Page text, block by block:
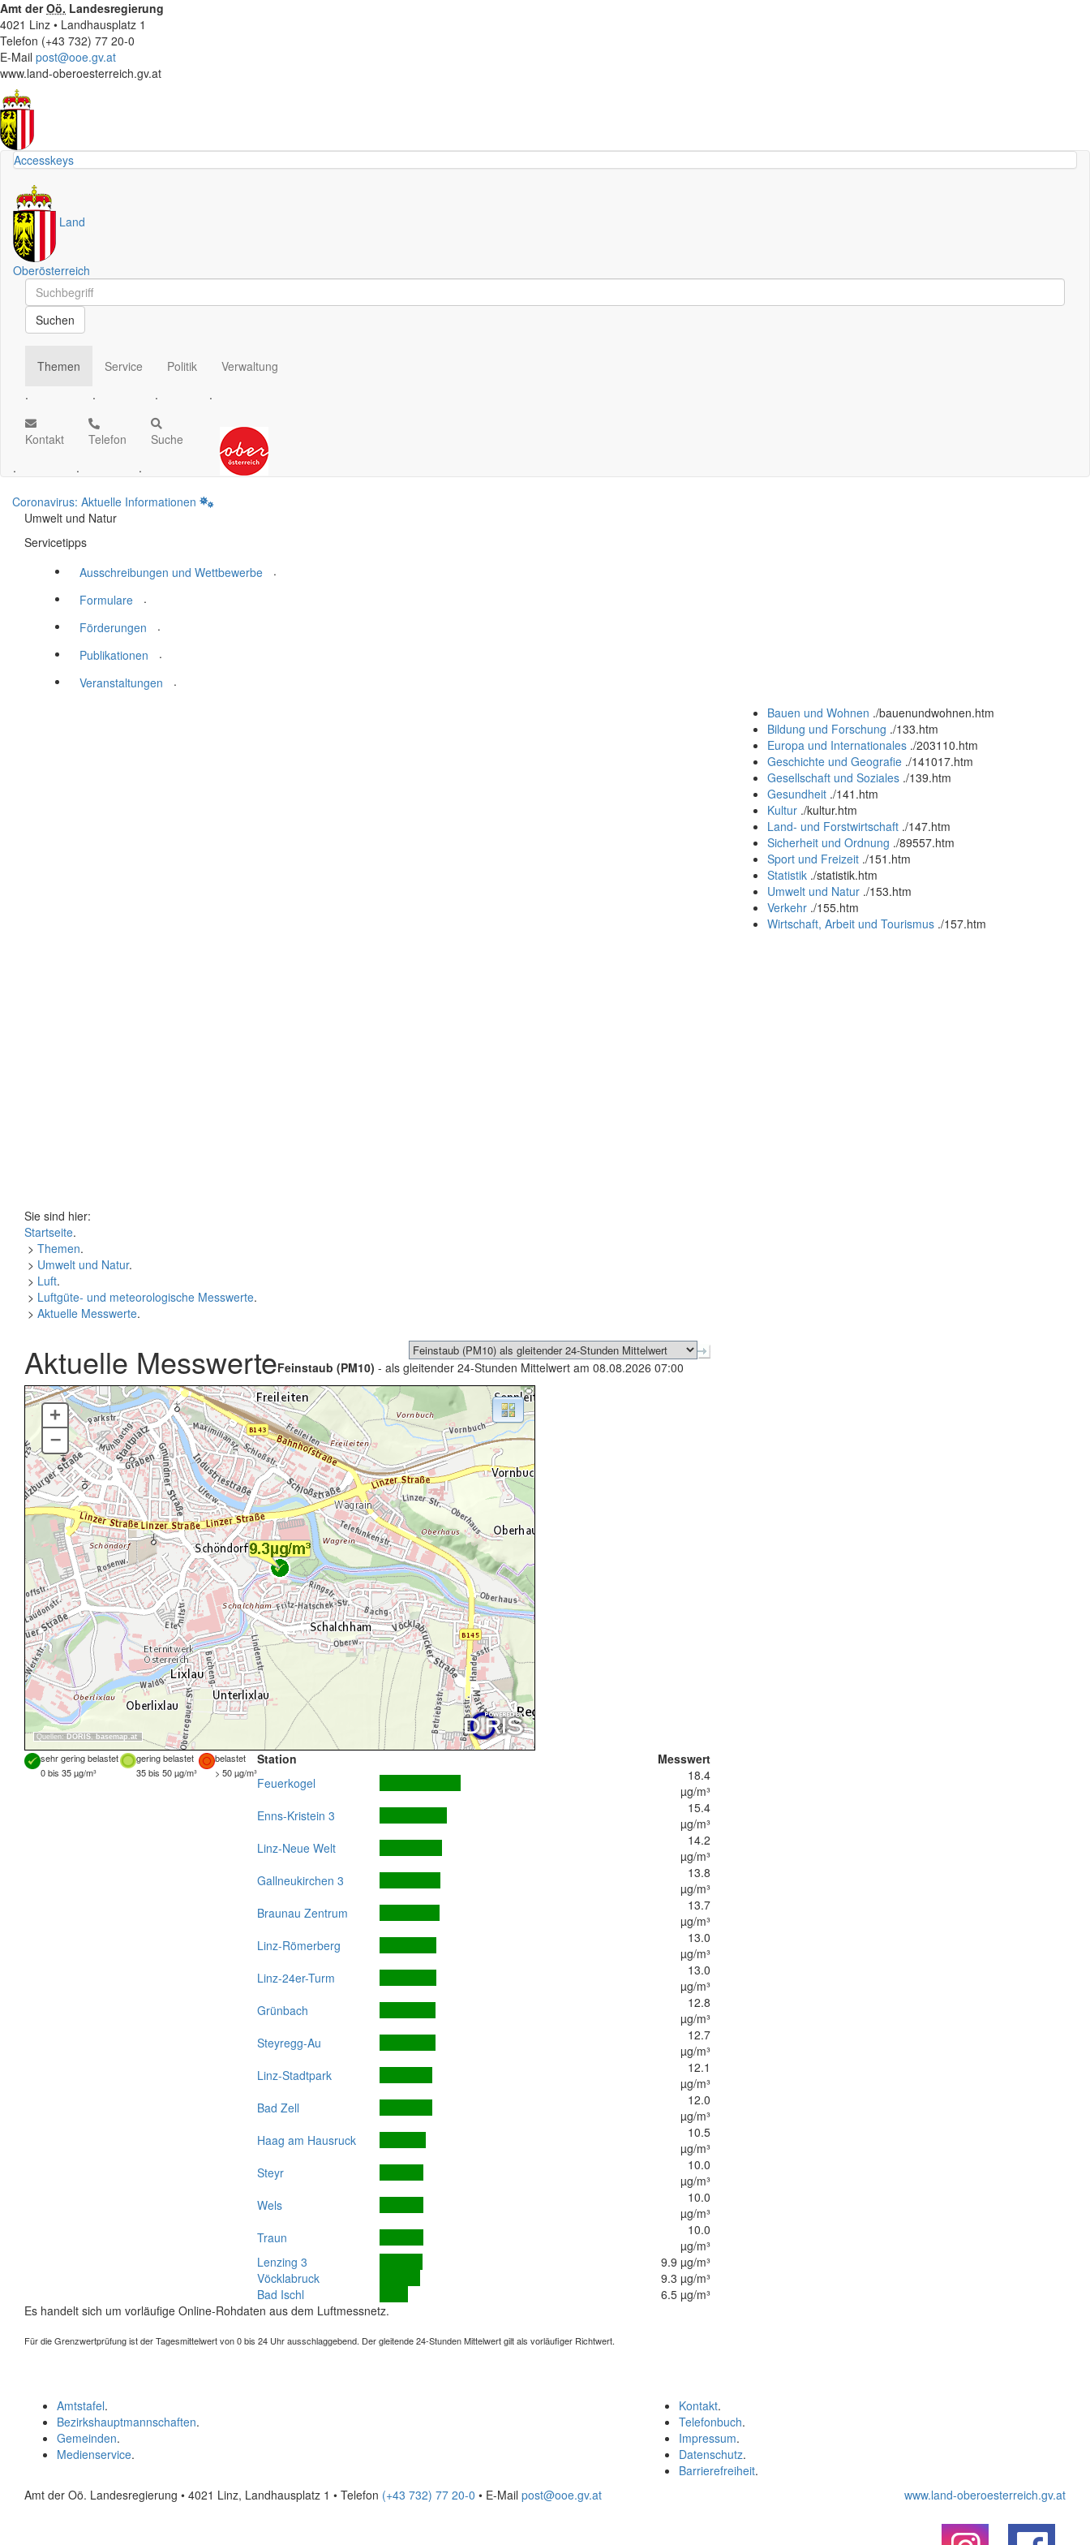
Amt derOö. Landesregierung
4021 Linz • Landhausplatz 1
Telefon (+43 732) 77 20-0
E-Mail post@ooe.gv.at
www.land-oberoesterreich.gv.at
Accesskeys
Land
Oberösterreich
Schnellsuche
Schnellsuche
Suchen
Themen
.
Service
.
Politik
.
Verwaltung
.
Kontakt
.
Telefon
.
Suche
.
Coronavirus: Aktuelle Informationen
Umwelt und Natur
Servicetipps
Ausschreibungen und Wettbewerbe
.
Formulare
.
Förderungen
.
Publikationen
.
Veranstaltungen
.
Bauen und Wohnen ./bauenundwohnen.htm
Bildung und Forschung ./133.htm
Europa und Internationales ./203110.htm
Geschichte und Geografie ./141017.htm
Gesellschaft und Soziales ./139.htm
Gesundheit ./141.htm
Kultur ./kultur.htm
Land- und Forstwirtschaft ./147.htm
Sicherheit und Ordnung ./89557.htm
Sport und Freizeit ./151.htm
Statistik ./statistik.htm
Umwelt und Natur ./153.htm
Verkehr ./155.htm
Wirtschaft, Arbeit und Tourismus ./157.htm
Sie sind hier:
Startseite.
> Themen.
> Umwelt und Natur.
> Luft.
> Luftgüte- und meteorologische Messwerte.
> Aktuelle Messwerte.
Aktuelle MesswerteFeinstaub (PM10) - als gleitender 24-Stunden Mittelwert am 08.08.2026 07:00
Quellen: DORIS, basemap.at
+
–
sehr gering belastet gering belastet
belastet
0 bis 35 µg/m³
35 bis 50 µg/m³ > 50 µg/m³
Station
Messwert
Feuerkogel
18.4
µg/m³
Enns-Kristein 3
15.4
µg/m³
Linz-Neue Welt
14.2
µg/m³
Gallneukirchen 3
13.8
µg/m³
Braunau Zentrum
13.7
µg/m³
Linz-Römerberg
13.0
µg/m³
Linz-24er-Turm
13.0
µg/m³
Grünbach
12.8
µg/m³
Steyregg-Au
12.7
µg/m³
Linz-Stadtpark
12.1
µg/m³
Bad Zell
12.0
µg/m³
Haag am Hausruck
10.5
µg/m³
Steyr
10.0
µg/m³
Wels
10.0
µg/m³
Traun
10.0
µg/m³
Lenzing 3
9.9 µg/m³
Vöcklabruck
9.3 µg/m³
Bad Ischl
6.5 µg/m³
Es handelt sich um vorläufige Online-Rohdaten aus dem Luftmessnetz.
Für die Grenzwertprüfung ist der Tagesmittelwert von 0 bis 24 Uhr ausschlaggebend. Der gleitende 24-Stunden Mittelwert gilt als vorläufiger Richtwert.
Kontakt.
Telefonbuch.
Impressum.
Datenschutz.
Barrierefreiheit.
Amtstafel.
Bezirkshauptmannschaften.
Gemeinden.
Medienservice.
Amt der Oö. Landesregierung • 4021 Linz, Landhausplatz 1 • Telefon (+43 732) 77 20-0 • E-Mail post@ooe.gv.at www.land-oberoesterreich.gv.at